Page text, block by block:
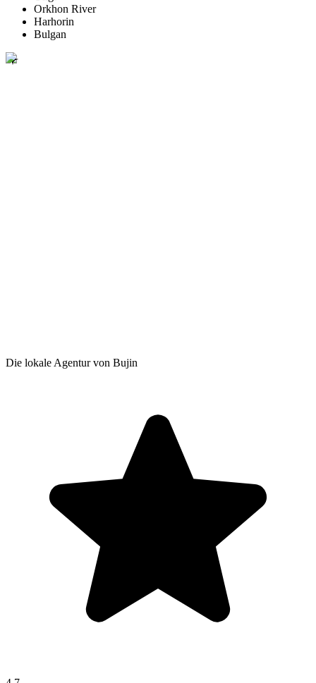
Orkhon River
Harhorin
Bulgan
Die lokale Agentur von Bujin